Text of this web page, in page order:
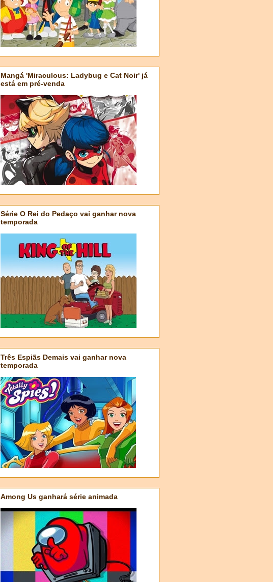
Mangá 'Miraculous: Ladybug e Cat Noir' já
está em pré-venda
Série O Rei do Pedaço vai ganhar nova
temporada
Três Espiãs Demais vai ganhar nova
temporada
Among Us ganhará série animada